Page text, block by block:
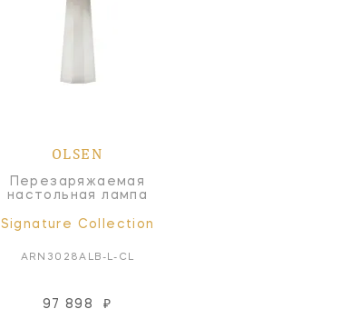
OLSEN
Перезаряжаемая
настольная лампа
Signature Collection
ARN3028ALB-L-CL
97 898 ₽